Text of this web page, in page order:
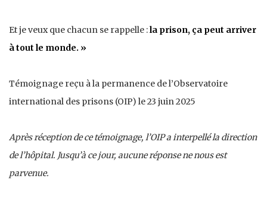
Et je veux que chacun se rappelle :la prison, ça peut arriver
à tout le monde. »
Témoignage reçu à la permanence de l’Observatoire
international des prisons (OIP) le 23 juin 2025
Après réception de ce témoignage, l’OIP a interpellé la direction
de l’hôpital. Jusqu’à ce jour, aucune réponse ne nous est
parvenue.